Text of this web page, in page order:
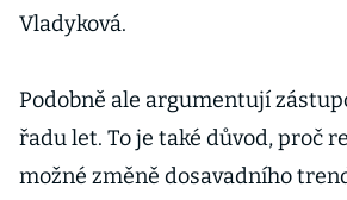
Vladyková.
Podobně ale argumentují
řadu let. To je také důvod, proč
možné změně dosavadního